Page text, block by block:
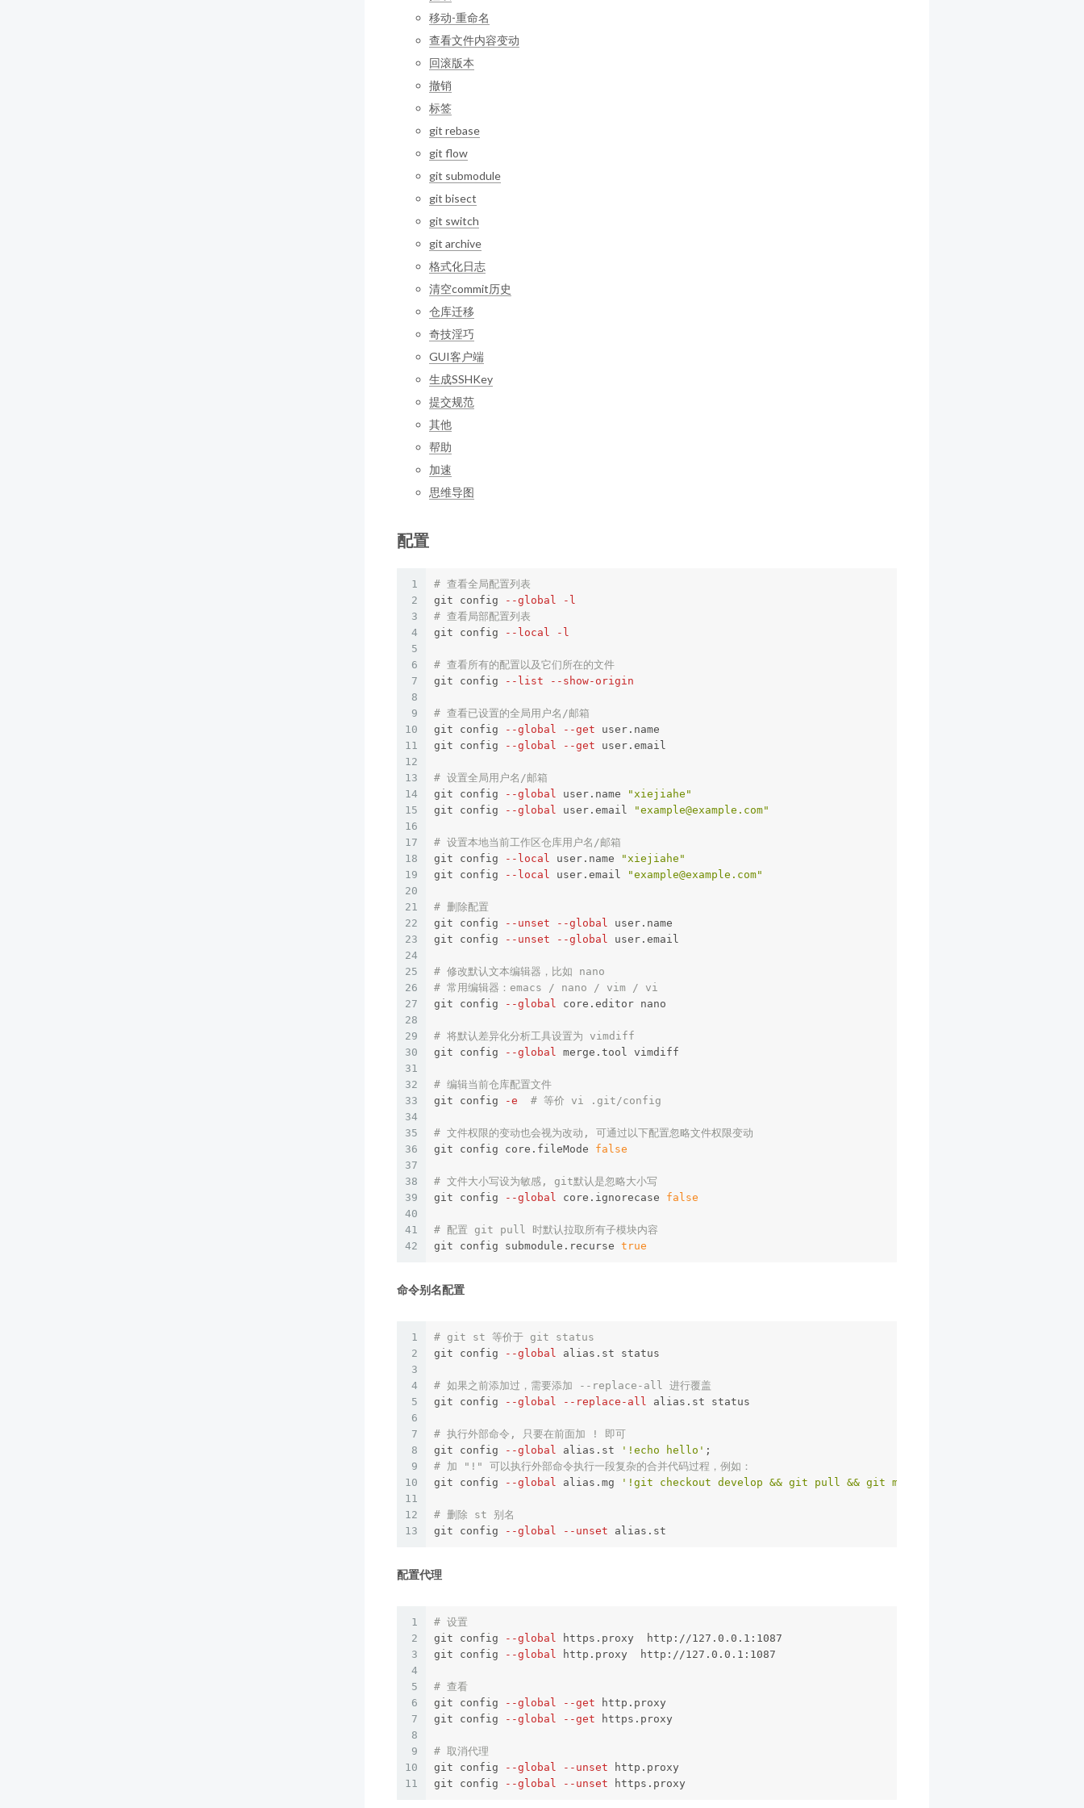
移动-重命名
查看文件内容变动
回滚版本
撤销
标签
git rebase
git flow
git submodule
git bisect
git switch
git archive
格式化日志
清空commit历史
仓库迁移
奇技淫巧
GUI客户端
生成SSHKey
提交规范
其他
帮助
加速
思维导图
配置
1
2
3
4
5
6
7
8
9
10
11
12
13
14
15
16
17
18
19
20
21
22
23
24
25
26
27
28
29
30
31
32
33
34
35
36
37
38
39
40
41
42
# 查看全局配置列表
git config
--global
-l
# 查看局部配置列表
git config
--local -l
# 查看所有的配置以及它们所在的文件
git config
--list --show-origin
# 查看已设置的全局用户名/邮箱
git config
--global --get user.name
git config
--global --get user.email
# 设置全局用户名/邮箱
git config
--global user.name
"xiejiahe"
git config
--global user.email "example@example.com"
# 设置本地当前工作区仓库用户名/邮箱
git config
--local user.name
"xiejiahe"
git config
--local user.email "example@example.com"
# 删除配置
git config
--unset --global user.name
git config
--unset --global user.email
# 修改默认文本编辑器，比如 nano
# 常用编辑器：emacs / nano / vim / vi
git config
--global core.editor nano
# 将默认差异化分析工具设置为 vimdiff
git config
--global merge.tool vimdiff
# 编辑当前仓库配置文件
git config
-e # 等价 vi .git/config
# 文件权限的变动也会视为改动, 可通过以下配置忽略文件权限变动
git config core.fileMode false
# 文件大小写设为敏感, git默认是忽略大小写
git config
--global core.ignorecase false
# 配置 git pull 时默认拉取所有子模块内容
git config submodule.recurse true
命令别名配置
1
2
3
4
5
6
7
8
9
10
11
12
13
# git st 等价于 git status
git config
--global alias.st status
# 如果之前添加过，需要添加 --replace-all 进行覆盖
git config
--global --replace-all alias.st status
# 执行外部命令, 只要在前面加 ! 即可
git config
--global alias.st '!echo hello' ;
# 加 "!" 可以执行外部命令执行一段复杂的合并代码过程，例如：
git config
--global alias.mg '!git checkout develop && git pull && git merge master && git checkout
# 删除 st 别名
git config
--global --unset
配置代理
1
2
3
4
5
6
7
8
9
10
11
# 设置
git config
--global https.proxy  http://127.0.0.1:1087
git config
--global http.proxy  http://127.0.0.1:1087
# 查看
git config
--global --get http.proxy
git config
--global --get https.proxy
# 取消代理
git config
--global --unset http.proxy
git config
--global --unset